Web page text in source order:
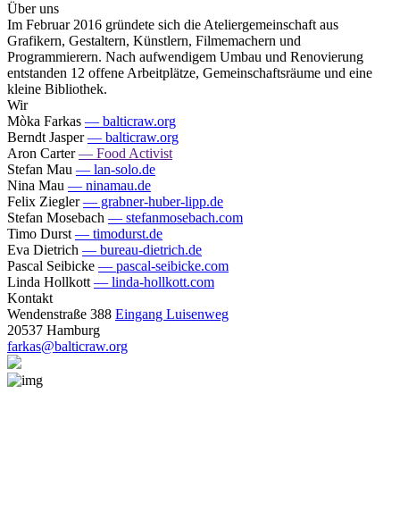
Über uns
Im Februar 2016 gründete sich die Ateliergemeinschaft aus
Grafikern, Gestaltern, Künstlern, Filmemachern und
Programmierern. Nach aufwendigem Umbau und Renovierung
entstanden 12 offene Arbeitplätze, Gemeinschaftsräume und eine
kleine Bibliothek.
Wir
Mòka Farkas — balticraw.org
Berndt Jasper— balticraw.org
Aron Carter— Food Activist
Stefan Mau — lan-solo.de
Nina Mau — ninamau.de
Felix Ziegler— grabner-huber-lipp.de
Stefan Mosebach — stefanmosebach.com
Timo Durst — timodurst.de
Eva Dietrich — bureau-dietrich.de
Pascal Seibicke — pascal-seibicke.com
Linda Hollkott — linda-hollkott.com
Kontakt
Wendenstraße 388 Eingang Luisenweg
20537 Hamburg
farkas@balticraw.org